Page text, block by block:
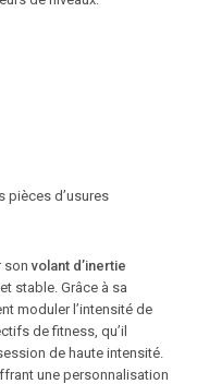
pièces d’usures
sonvolant d’inertie
stable. Grâce à sa
moduler l’intensité de
de fitness, qu’il
de haute intensité.
une personnalisation